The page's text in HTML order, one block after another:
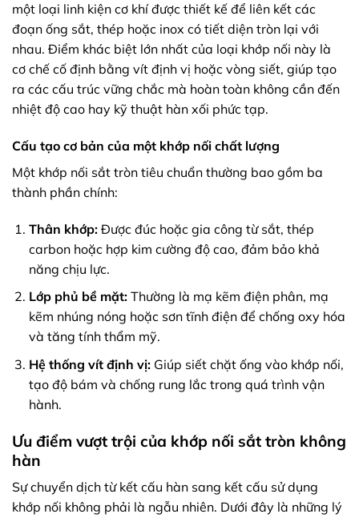
một loại linh kiện cơ khí được thiết kế để liên kết các
đoạn ống sắt, thép hoặc inox có tiết diện tròn lại với
nhau. Điểm khác biệt lớn nhất của loại khớp nối này là
cơ chế cố định bằng vít định vị hoặc vòng siết, giúp tạo
ra các cấu trúc vững chắc mà hoàn toàn không cần đến
nhiệt độ cao hay kỹ thuật hàn xối phức tạp.
Cấu tạo cơ bản của một khớp nối chất lượng
Một khớp nối sắt tròn tiêu chuẩn thường bao gồm ba
thành phần chính:
Thân khớp:Được đúc hoặc gia công từ sắt, thép
carbon hoặc hợp kim cường độ cao, đảm bảo khả
năng chịu lực.
Lớp phủ bề mặt:Thường là mạ kẽm điện phân, mạ
kẽm nhúng nóng hoặc sơn tĩnh điện để chống oxy hóa
và tăng tính thẩm mỹ.
Hệ thống vít định vị:Giúp siết chặt ống vào khớp nối,
tạo độ bám và chống rung lắc trong quá trình vận
hành.
Ưu điểm vượt trội của khớp nối sắt tròn không
hàn
Sự chuyển dịch từ kết cấu hàn sang kết cấu sử dụng
khớp nối không phải là ngẫu nhiên. Dưới đây là những lý